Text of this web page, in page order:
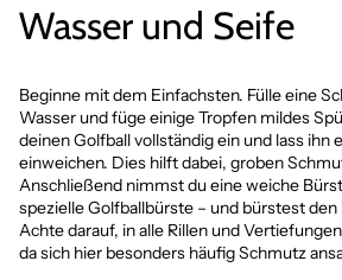
Wasser und Seife
Beginne mit dem Einfachsten. Fülle eine
Wasser und füge einige Tropfen mildes
deinen Golfball vollständig ein und lass ihn
einweichen. Dies hilft dabei, groben
Anschließend nimmst du eine weiche
spezielle Golfballbürste – und bürstest den
Achte darauf, in alle Rillen und
da sich hier besonders häufig Schmutz